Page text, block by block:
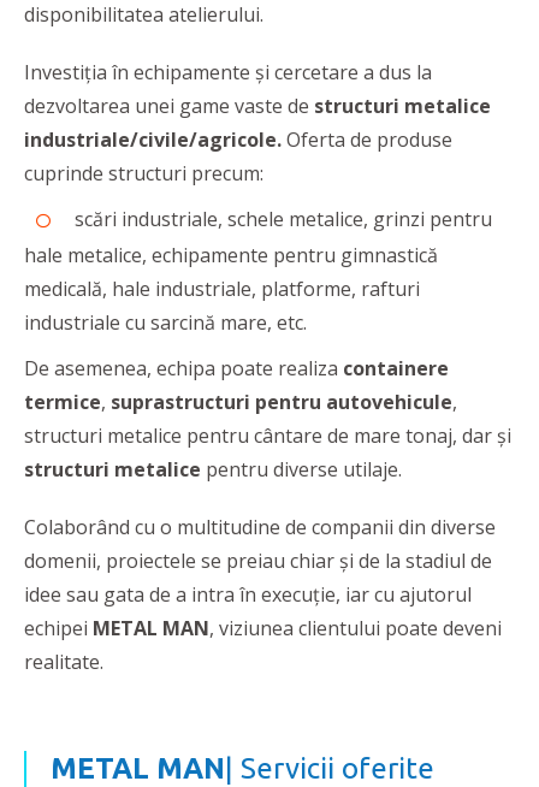
disponibilitatea atelierului.
Investiția în echipamente și cercetare a dus la
dezvoltarea unei game vaste de structuri metalice
industriale/civile/agricole.Oferta de produse
cuprinde structuri precum:
scări industriale, schele metalice, grinzi pentru
hale metalice, echipamente pentru gimnastică
medicală, hale industriale, platforme, rafturi
industriale cu sarcină mare, etc.
De asemenea, echipa poate realiza containere
termice, suprastructuri pentru autovehicule,
structuri metalice pentru cântare de mare tonaj, dar şi
structuri metalice pentru diverse utilaje.
Colaborând cu o multitudine de companii din diverse
domenii, proiectele se preiau chiar și de la stadiul de
idee sau gata de a intra în execuție, iar cu ajutorul
echipei METAL MAN, viziunea clientului poate deveni
realitate.
METAL MAN | Servicii oferite